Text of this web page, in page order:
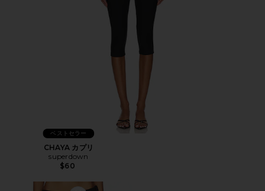
ベストセラー
CHAYA カプリ
superdown
$60